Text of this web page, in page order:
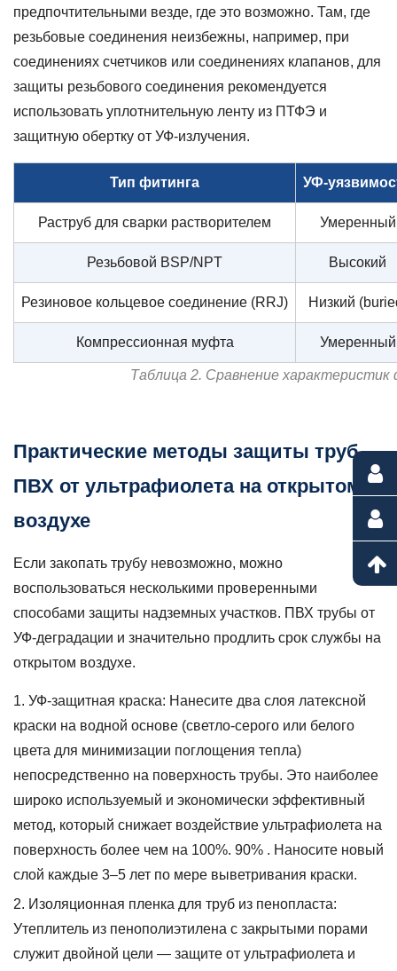
предпочтительными везде, где это возможно. Там, где
резьбовые соединения неизбежны, например, при
соединениях счетчиков или соединениях клапанов, для
защиты резьбового соединения рекомендуется
использовать уплотнительную ленту из ПТФЭ и
защитную обертку от УФ-излучения.
Тип фитинга УФ-
Раструб для сварки растворителем Умеренный
Резьбовой BSP/NPT Высокий
Резиновое кольцевое соединение (RRJ) Низкий
Компрессионная муфта Умеренный
Таблица 2. Сравнение
Практические методы защиты труб
ПВХ от ультрафиолета на открытом
воздухе
Если закопать трубу невозможно, можно
воспользоваться несколькими проверенными
способами защиты надземных участков. ПВХ трубы от
УФ-деградации и значительно продлить срок службы на
открытом воздухе.
УФ-защитная краска: Нанесите два слоя латексной
краски на водной основе (светло-серого или белого
цвета для минимизации поглощения тепла)
непосредственно на поверхность трубы. Это наиболее
широко используемый и экономически эффективный
метод, который снижает воздействие ультрафиолета на
поверхность более чем на 100%. 90% . Наносите новый
слой каждые 3–5 лет по мере выветривания краски.
Изоляционная пленка для труб из пенопласта:
Утеплитель из пенополиэтилена с закрытыми порами
служит двойной цели — защите от ультрафиолета и